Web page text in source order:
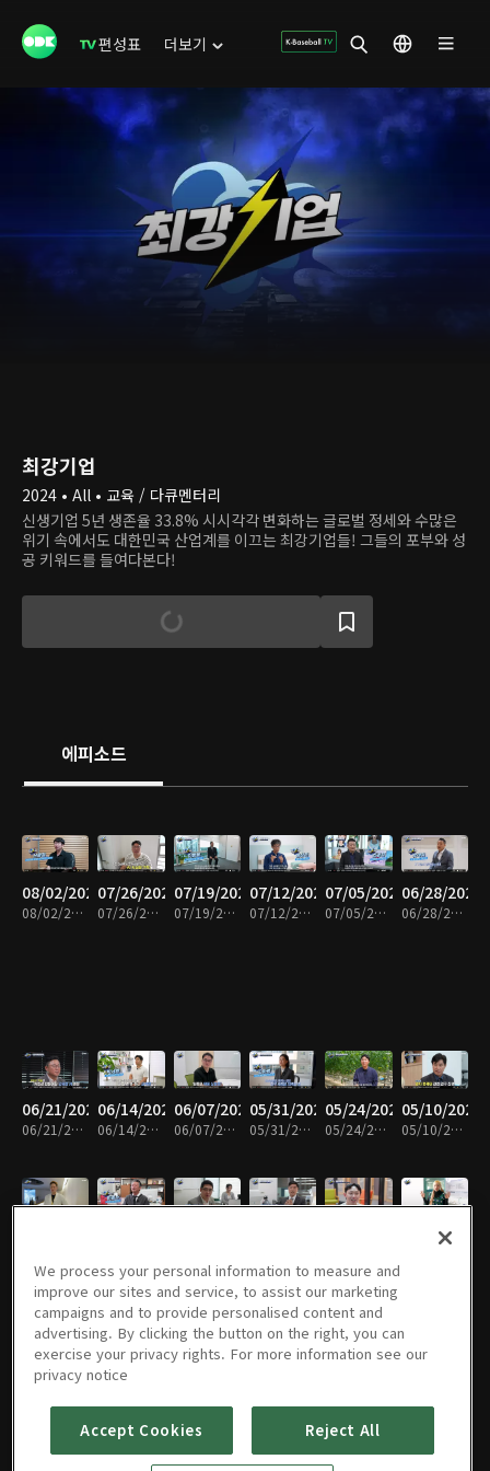
편성표 더보기
최강기업
2024 • All • 교육 / 다큐멘터리
신생기업 5년 생존율 33.8% 시시각각 변화하는 글로벌 정세와 수많은
위기 속에서도 대한민국 산업계를 이끄는 최강기업들! 그들의 포부와 성
공 키워드를 들여다본다!
에피소드
08/02/2026
08/02/2026 • 14분
07/26/2026
07/26/2026 • 14분
07/19/2026
07/19/2026 • 13분
07/12/2026
07/12/2026 • 13분
07/05/2026
07/05/2026 • 13분
06/28/2026
06/28/2026 • 13분
06/21/2026
06/21/2026 • 14분
06/14/2026
06/14/2026 • 14분
06/07/2026
06/07/2026 • 13분
05/31/2026
05/31/2026 • 14분
05/24/2026
05/24/2026 • 14분
05/10/2026
05/10/2026 • 14분
03/29/2026
03/22/2026
03/22/2026 • 12분
03/15/202603/08/202603/01/202602/22/202602/15/2026
We process your personal information to measure and
improve our sites and service, to assist our marketing
campaigns and to provide personalised content and
advertising. By clicking the button on the right, you can
exercise your privacy rights. For more information see our
privacy notice
Accept Cookies Reject All